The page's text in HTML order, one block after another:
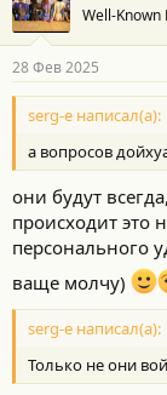
д
а
н
о
с
и
:
Well-
28 Фев 2025
serg-e написал(а):
а вопросов
они будут
происходит это
персонального
ваще молчу)
serg-e написал(а):
Только не они